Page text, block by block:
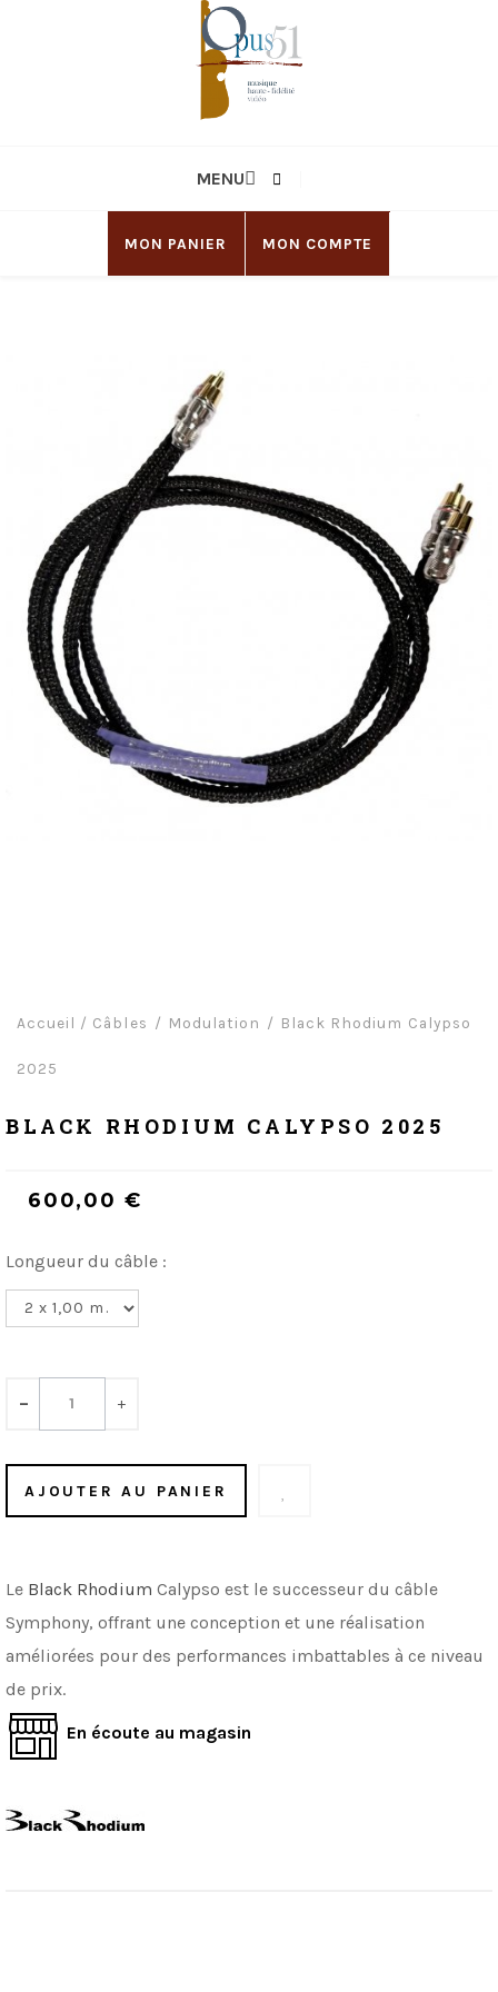
MENU
MON PANIER MON COMPTE
Accueil / Câbles Modulation Black Rhodium Calypso
2025
BLACK RHODIUM CALYPSO 2025
600,00 €
Longueur du câble :
- +
AJOUTER AU PANIER
Le Black Rhodium Calypso est le successeur du câble
Symphony, offrant une conception et une réalisation
améliorées pour des performances imbattables à ce niveau
de prix.
En écoute au magasin